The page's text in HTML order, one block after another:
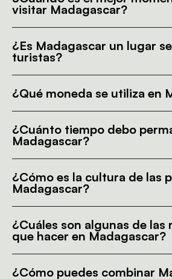
visitar Madagascar?
¿Es Madagascar un lugar
turistas?
¿Qué moneda se utiliza en
¿Cuánto tiempo debo
Madagascar?
¿Cómo es la cultura de las
Madagascar?
¿Cuáles son algunas de las
que hacer en Madagascar?
¿Cómo puedes combinar